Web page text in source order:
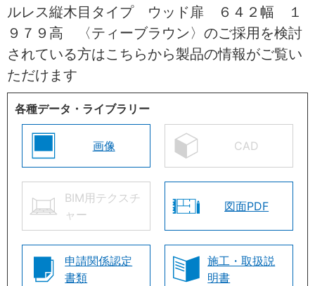
ルレス縦木目タイプ ウッド扉 ６４２幅 １
９７９高 〈ティーブラウン〉のご採用を検討
されている方はこちらから製品の情報がご覧い
ただけます
各種データ・ライブラリー
画像 CAD
BIM用テクスチ
ャー
図面PDF
申請関係認定
書類
施工・取扱説
明書